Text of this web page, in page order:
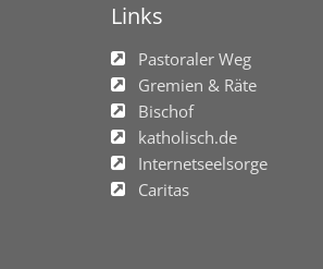
Links
Pastoraler Weg
Gremien & Räte
Bischof
katholisch.de
Internetseelsorge
Caritas